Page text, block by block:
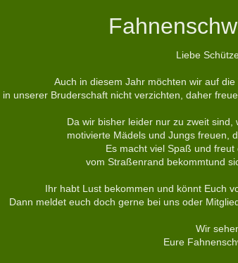
Liebe
Auch in diesem Jahr möchten wir auf
in unserer Bruderschaft nicht verzichten, daher
Da wir bisher leider nur zu zweit sind,
motivierte Mädels und Jungs freuen,
Es macht viel Spaß und
vom Straßenrand bekommtund
Ihr habt Lust bekommen und könnt Euch
Dann meldet euch doch gerne bei uns oder
Wir
Eure